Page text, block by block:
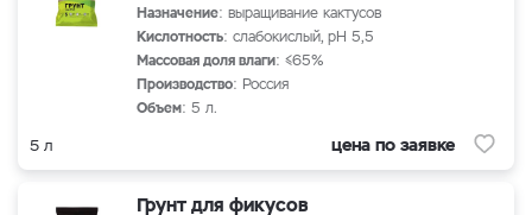
Назначение: выращивание кактусов
Кислотность: слабокислый, рН 5,5
Массовая доля влаги: ≤65%
Производство: Россия
Объем: 5 л.
5 л цена по заявке
Грунт для фикусов